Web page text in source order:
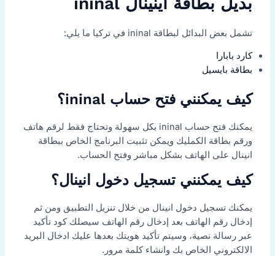
تشمل بعض البدائل لبطاقة ininal في تركيا ما يلي:
كارد بابارا
بطاقة بايسيل
كيف يمكنني فتح حساب ininal؟
يمكنك فتح حساب ininal بكل سهولة وتحتاج فقط لرقم هاتف
ورقم بطاقة الكمليك ويمكن تثبيت البرنامج الخاص ببطاقة
انينال على الهاتف بشكل مباشر وفتح الحساب.
كيف يمكنني تسجيل دخول انينال؟
يمكنك تسجيل دخول انينال من خلال تنزيل التطبيق ومن ثم
إدخال رقم الهاتف بعد إدخال رقم الهاتف سيصلك كود تأكيد
عبر رسالة نصية، وسيتم تأكيد هويتك بعدها عليك ادخال البريد
الالكتروني الخاص بك وانشاء كلمة مرور.